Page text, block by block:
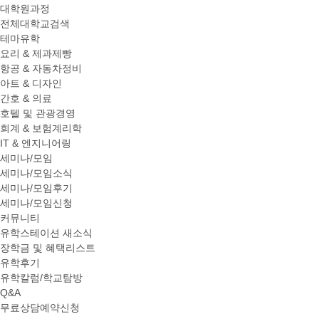
대학원과정
전체대학교검색
테마유학
요리 & 제과제빵
항공 & 자동차정비
아트 & 디자인
간호 & 의료
호텔 및 관광경영
회계 & 보험계리학
IT & 엔지니어링
세미나/모임
세미나/모임소식
세미나/모임후기
세미나/모임신청
커뮤니티
유학스테이션 새소식
장학금 및 혜택리스트
유학후기
유학칼럼/학교탐방
Q&A
무료상담예약신청